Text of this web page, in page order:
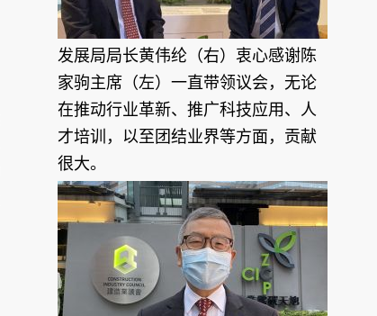
发展局局长黄伟纶（右）衷心感谢陈
家驹主席（左）一直带领议会，无论
在推动行业革新、推广科技应用、人
才培训，以至团结业界等方面，贡献
很大。